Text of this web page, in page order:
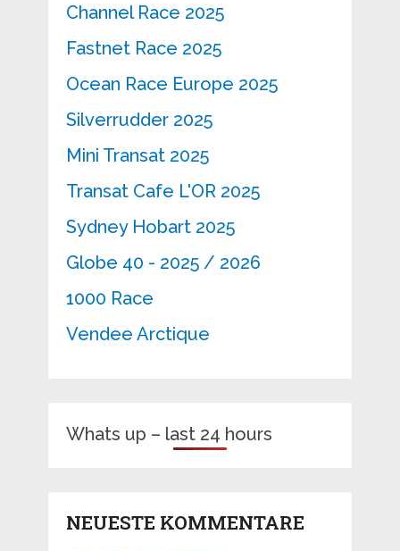
Channel Race 2025
Fastnet Race 2025
Ocean Race Europe 2025
Silverrudder 2025
Mini Transat 2025
Transat Cafe L'OR 2025
Sydney Hobart 2025
Globe 40 - 2025 / 2026
1000 Race
Vendee Arctique
Whats up – last 24 hours
NEUESTE KOMMENTARE